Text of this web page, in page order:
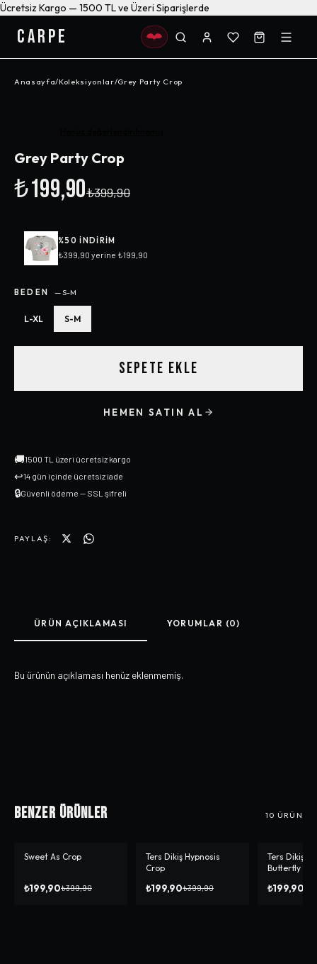
Ücretsiz Kargo — 1500 TL ve Üzeri Siparişlerde
CARPE
Anasayfa/Koleksiyonlar/Grey Party Crop
Grey Party Crop
₺199,90₺399,90
%50 INDIRIM
₺399,90 yerine ₺199,90
BEDEN —S-M
L-XL S-M
SEPETE EKLE
HEMEN SATIN AL
🚚1500 TL üzeri ücretsiz kargo
↩14 gün içinde ücretsiz iade
🔒Güvenli ödeme — SSL şifreli
PAYLAŞ:
ÜRÜN AÇIKLAMASI YORUMLAR (0)
Bu ürünün açıklaması henüz eklenmemiş.
Benzer Ürünler 10 ÜRÜN
-%50
Sweet As Crop
₺199,90₺399,90
-%50
Ters Dikiş Hypnosis
Crop
₺199,90₺399,90
-%50
Ters Dikiş
Butterfly
₺199,90